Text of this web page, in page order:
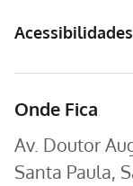
Acessibilidades
Onde Fica
Av. Doutor
Santa Paula,